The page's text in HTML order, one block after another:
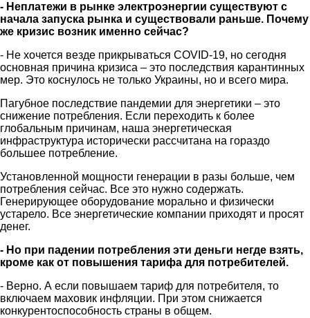
- Неплатежи в рынке электроэнергии существуют с
начала запуска рынка и существовали раньше. Почему
же кризис возник именно сейчас?
- Не хочется везде прикрываться COVID-19, но сегодня
основная причина кризиса – это последствия карантинных
мер. Это коснулось не только Украины, но и всего мира.
Пагубное последствие пандемии для энергетики – это
снижение потребления. Если переходить к более
глобальным причинам, наша энергетическая
инфраструктура исторически рассчитана на гораздо
большее потребление.
Установленной мощности генерации в разы больше, чем
потребления сейчас. Все это нужно содержать.
Генерирующее оборудование морально и физически
устарело. Все энергетические компании приходят и просят
денег.
- Но при падении потребления эти деньги негде взять,
кроме как от повышения тарифа для потребителей.
- Верно. А если повышаем тариф для потребителя, то
включаем маховик инфляции. При этом снижается
конкурентоспособность страны в общем.